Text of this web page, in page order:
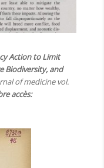
Action to Limit
Biodiversity, and
of medicine vol.
accès: